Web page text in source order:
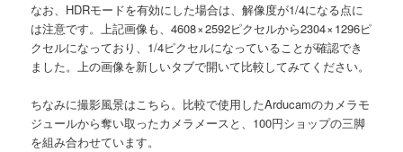
なお、HDRモードを有効にした場合は、解像度が1/4になる点に
は注意です。上記画像も、4608 × 2592ピクセルから2304 × 1296ピ
クセルになっており、1/4ピクセルになっていることが確認でき
ました。上の画像を新しいタブで開いて比較してみてください。
ちなみに撮影風景はこちら。比較で使用したArducamのカメラモ
ジュールから奪い取ったカメラメースと、100円ショップの三脚
を組み合わせています。